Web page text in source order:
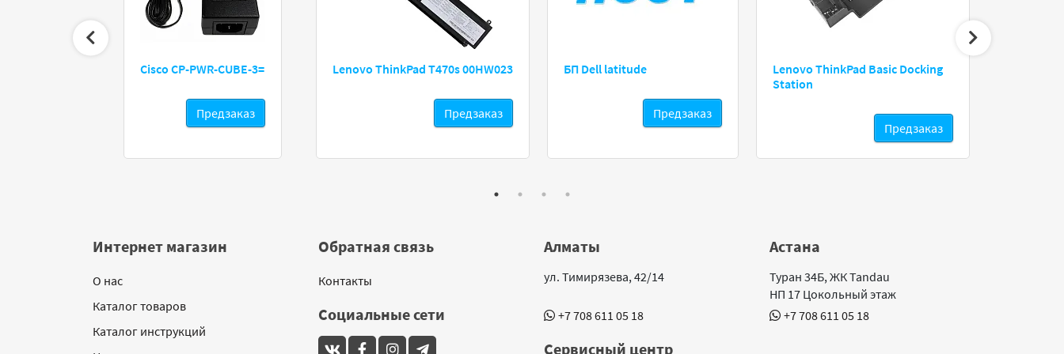
Cisco CP-PWR-CUBE-3=
Предзаказ
Lenovo ThinkPad T470s 00HW023
Предзаказ
БП Dell latitude
Предзаказ
Lenovo ThinkPad Basic Docking
Station
Предзаказ
Интернет магазин
О нас
Каталог товаров
Каталог инструкций
Обратная связь
Контакты
Социальные сети
Алматы
ул. Тимирязева, 42/14
+7 708 611 05 18
Астана
Туран 34Б, ЖК Tandau
НП 17 Цокольный этаж
+7 708 611 05 18
Сервисный центр